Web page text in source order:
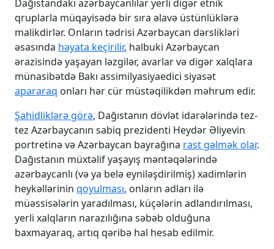
Dağıstandakı azərbaycanlılar yerli digər etnik
qruplarla müqayisədə bir sıra əlavə üstünlüklərə
malikdirlər. Onların tədrisi Azərbaycan dərslikləri
əsasında həyata keçirilir, halbuki Azərbaycan
ərazisində yaşayan ləzgilər, avarlar və digər xalqlara
münasibətdə Bakı assimilyasiyaedici siyasət
apararaq onları hər cür müstəqilikdən məhrum edir.
Şahidliklərə görə, Dağıstanın dövlət idarələrində tez-
tez Azərbaycanın sabiq prezidenti Heydər Əliyevin
portretinə və Azərbaycan bayrağına rast gəlmək olar.
Dağıstanın müxtəlif yaşayış məntəqələrində
azərbaycanlı (və ya belə eyniləşdirilmiş) xadimlərin
heykəllərinin qoyulması, onların adları ilə
müəssisələrin yaradılması, küçələrin adlandırılması,
yerli xalqların narazılığına səbəb olduğuna
baxmayaraq, artıq qəribə hal hesab edilmir.